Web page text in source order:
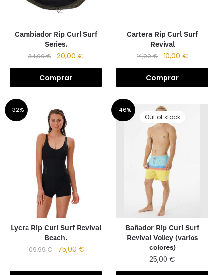
Cambiador Rip Curl Surf
Series.
34,99€ 20,00 €
Comprar
Cartera Rip Curl Surf
Revival
14,99€ 10,00€
Comprar
-32%
Lycra Rip Curl Surf Revival
Beach.
109,99€ 75,00€
-46%
Out of stock
Bañador Rip Curl Surf
Revival Volley (varios
colores)
25,00€